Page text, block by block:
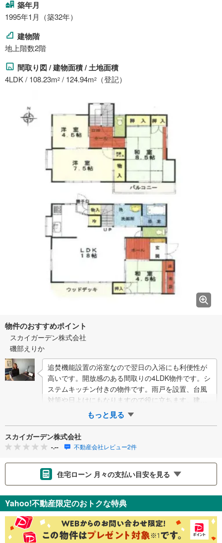
築年月
1995年1月（築32年）
建物階
地上階数2階
間取り図 / 建物面積 / 土地面積
4LDK / 108.23m2 / 124.94m2 （登記）
物件のおすすめポイント
スカイガーデン株式会社
磯部えりか
追焚機能設置の浴室なので翌日の入浴にも利便性が
高いです。開放感のある間取りの4LDK物件です。シ
ステムキッチン付きの物件です。雨戸を設置、台風
対策や日よけにもなりますので役に立ちます。建物
面積は108.23平米となっており広々とし…
もっと見る
スカイガーデン株式会社
-.-- 不動産会社レビュー2件
住宅ローン 月々の支払い目安を見る
金利 ％
Yahoo!不動産限定のおトクな特典